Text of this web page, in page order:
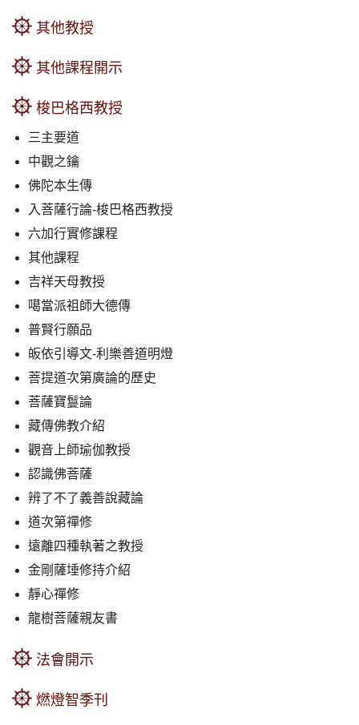
其他教授
其他課程開示
梭巴格西教授
三主要道
中觀之鑰
佛陀本生傳
入菩薩行論-梭巴格西教授
六加行實修課程
其他課程
吉祥天母教授
噶當派祖師大德傳
普賢行願品
皈依引導文-利樂善道明燈
菩提道次第廣論的歷史
菩薩寶鬘論
藏傳佛教介紹
觀音上師瑜伽教授
認識佛菩薩
辨了不了義善說藏論
道次第禪修
遠離四種執著之教授
金剛薩埵修持介紹
靜心禪修
龍樹菩薩親友書
法會開示
燃燈智季刊